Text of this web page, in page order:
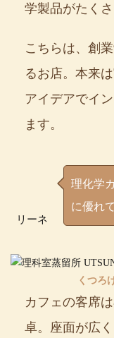
学製品がたくさ
こちらは、創
るお店。本来
アイデアでイ
ます。
リーネ
理化学
に優れ
くつろ
カフェの客席
卓。座面が広